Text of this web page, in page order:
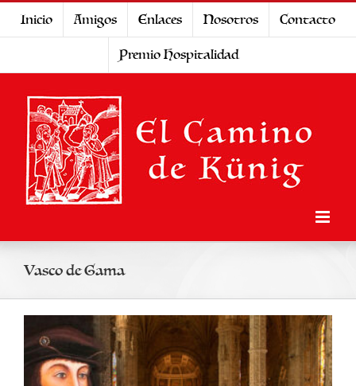
Inicio Amigos Enlaces Nosotros
Contacto
Premio Hospitalidad
Vasco de Gama